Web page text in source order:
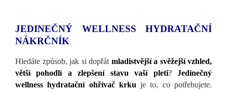
JEDINEČNÝ WELLNESS HYDRATAČNÍ
NÁKRČNÍK
Hledáte způsob, jak si dopřát mladistvější a svěžejší vzhled,
větší pohodlí a zlepšení stavu vaší pleti?Jedinečný
wellness hydratační ohřívač krkuje to, co potřebujete.